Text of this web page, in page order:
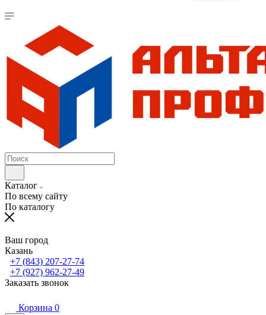
Каталог
По всему сайту
По каталогу
Ваш город
Казань
+7 (843) 207-27-74
+7 (927) 962-27-49
Заказать звонок
Корзина 0